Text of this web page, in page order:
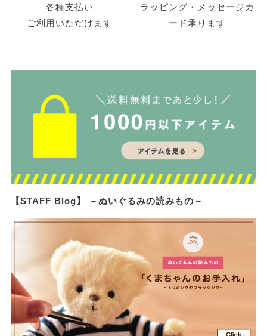
各種支払い
ご利用いただけます
ラッピング・メッセージカ
ード承ります
【STAFF Blog】 －ぬいぐるみの読みもの－